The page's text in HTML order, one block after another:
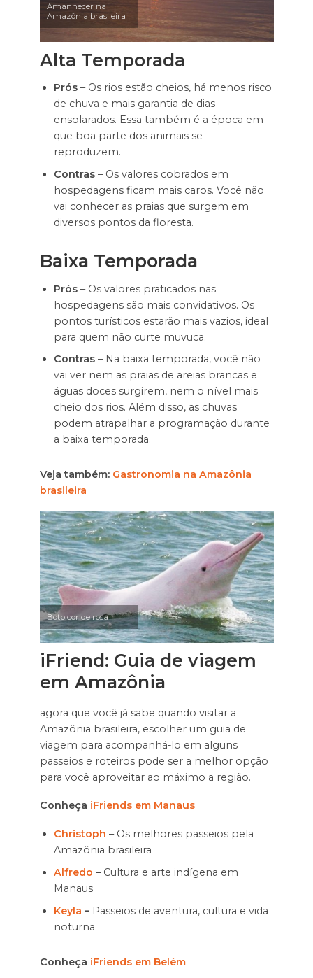
Amanhecer na
Amazônia brasileira
Alta Temporada
Prós – Os rios estão cheios, há menos risco
de chuva e mais garantia de dias
ensolarados. Essa também é a época em
que boa parte dos animais se
reproduzem.
Contras – Os valores cobrados em
hospedagens ficam mais caros. Você não
vai conhecer as praias que surgem em
diversos pontos da floresta.
Baixa Temporada
Prós – Os valores praticados nas
hospedagens são mais convidativos. Os
pontos turísticos estarão mais vazios, ideal
para quem não curte muvuca.
Contras – Na baixa temporada, você não
vai ver nem as praias de areias brancas e
águas doces surgirem, nem o nível mais
cheio dos rios. Além disso, as chuvas
podem atrapalhar a programação durante
a baixa temporada.
Veja também: Gastronomia na Amazônia
brasileira
Boto cor de rosa
iFriend: Guia de viagem
em Amazônia
agora que você já sabe quando visitar a
Amazônia brasileira, escolher um guia de
viagem para acompanhá-lo em alguns
passeios e roteiros pode ser a melhor opção
para você aproveitar ao máximo a região.
Conheça iFriends em Manaus
Christoph – Os melhores passeios pela
Amazônia brasileira
Alfredo – Cultura e arte indígena em
Manaus
Keyla – Passeios de aventura, cultura e vida
noturna
Conheça iFriends em Belém